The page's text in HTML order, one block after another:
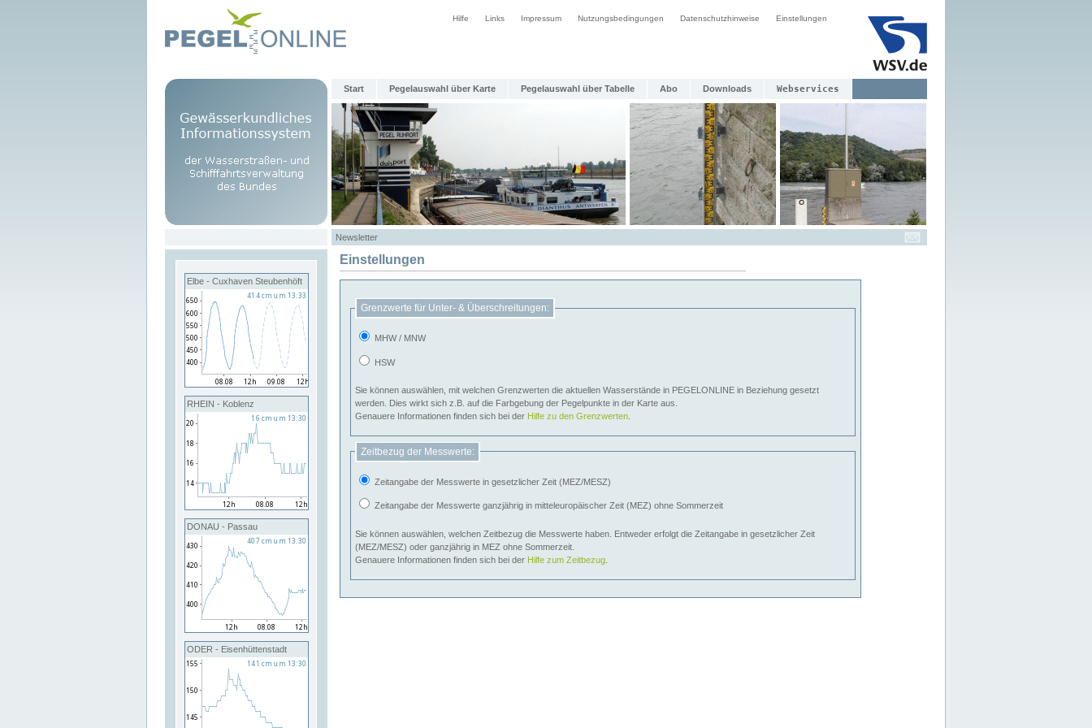
Hilfe Links Impressum Nutzungsbedingungen Datenschutzhinweise Einstellungen
Start Pegelauswahl über Karte Pegelauswahl über Tabelle Abo Downloads Webservices
Newsletter
Elbe - Cuxhaven Steubenhöft
RHEIN - Koblenz
DONAU - Passau
ODER - Eisenhüttenstadt
Einstellungen
Grenzwerte für Unter- & Überschreitungen:
MHW / MNW
HSW
Sie können auswählen, mit welchen Grenzwerten die aktuellen Wasserstände in PEGELONLINE in Beziehung gesetzt
werden. Dies wirkt sich z.B. auf die Farbgebung der Pegelpunkte in der Karte aus.
Genauere Informationen finden sich bei der Hilfe zu den Grenzwerten
Zeitbezug der Messwerte:
Zeitangabe der Messwerte in gesetzlicher Zeit (MEZ/MESZ)
Zeitangabe der Messwerte ganzjährig in mitteleuropäischer Zeit (MEZ) ohne Sommerzeit
Sie können auswählen, welchen Zeitbezug die Messwerte haben. Entweder erfolgt die Zeitangabe in gesetzlicher Zeit
(MEZ/MESZ) oder ganzjährig in MEZ ohne Sommerzeit.
Genauere Informationen finden sich bei der Hilfe zum Zeitbezug